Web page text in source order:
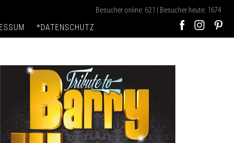
Besucher online: 621 | Besucher heute: 1674
*DATENSCHUTZ